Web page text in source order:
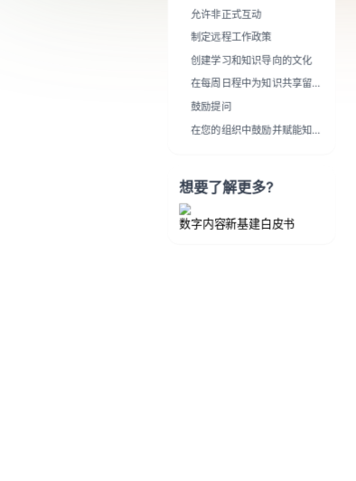
允许非正式互动
制定远程工作政策
创建学习和知识导向的文化
在每周日程中为知识共享留出
鼓励提问
在您的组织中鼓励并赋能知识
想要了解更多?
数字内容新基建白皮书